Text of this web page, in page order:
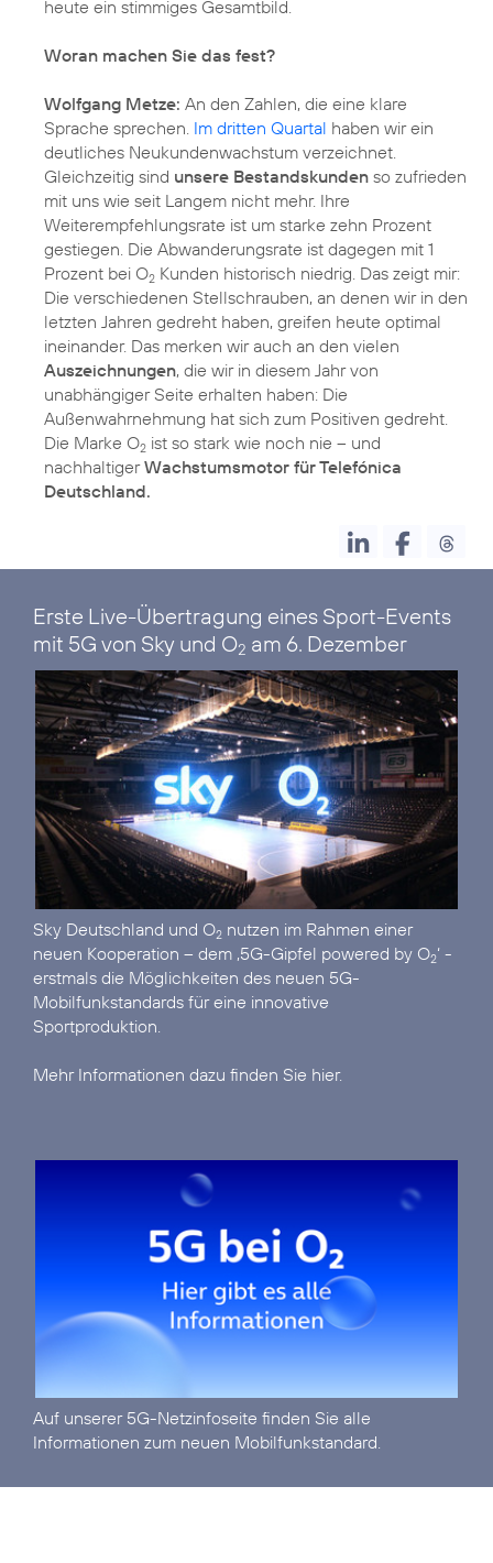
heute ein stimmiges Gesamtbild.
Woran machen Sie das fest?
Wolfgang Metze: An den Zahlen, die eine klare
Sprache sprechen. Im dritten Quartal haben wir ein
deutliches Neukundenwachstum verzeichnet.
Gleichzeitig sind unsere Bestandskunden so zufrieden
mit uns wie seit Langem nicht mehr. Ihre
Weiterempfehlungsrate ist um starke zehn Prozent
gestiegen. Die Abwanderungsrate ist dagegen mit 1
Prozent bei O2 Kunden historisch niedrig. Das zeigt mir:
Die verschiedenen Stellschrauben, an denen wir in den
letzten Jahren gedreht haben, greifen heute optimal
ineinander. Das merken wir auch an den vielen
Auszeichnungen, die wir in diesem Jahr von
unabhängiger Seite erhalten haben: Die
Außenwahrnehmung hat sich zum Positiven gedreht.
Die Marke O2 ist so stark wie noch nie – und
nachhaltigerWachstumsmotor für Telefónica
Deutschland.
Erste Live-Übertragung eines Sport-Events
mit 5G von Sky und O2 am 6. Dezember
Sky Deutschland und O2 nutzen im Rahmen einer
neuen Kooperation – dem ‚5G-Gipfel powered by O2‘ -
erstmals die Möglichkeiten des neuen 5G-
Mobilfunkstandards für eine innovative
Sportproduktion.
Mehr Informationen dazu finden Sie hier.
Auf unserer 5G-Netzinfoseite finden Sie alle
Informationen zum neuen Mobilfunkstandard.